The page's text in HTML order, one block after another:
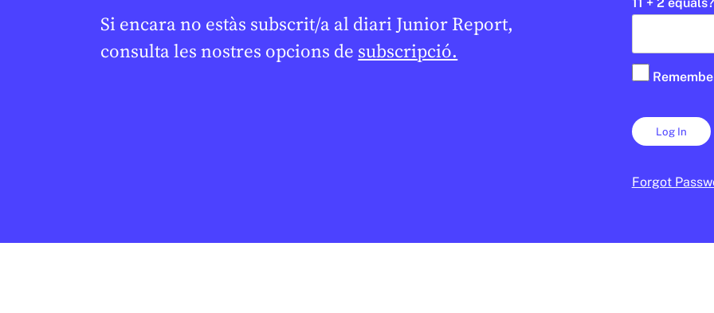
Si encara no estàs subscrit/a al diari Junior Report,
consulta les nostres opcions de subscripció.
Forgot